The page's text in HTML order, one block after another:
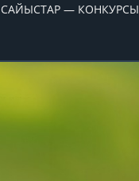
САЙЫСТАР — КОНКУРСЫ